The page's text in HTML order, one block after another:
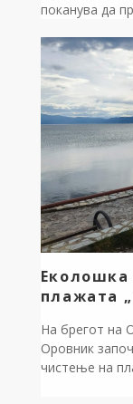
поканува да
за заштитено
природа.
07 Април
13:15 часот
Еколошка
плажата
На брегот на
Оровник
чистење на